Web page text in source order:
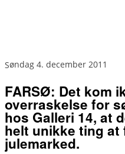
søndag 4. december 2011
FARSØ: Det kom
overraskelse for
hos Galleri 14, at
helt unikke ting
julemarked.